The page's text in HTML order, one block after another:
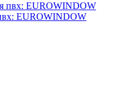
EUROWINDOW